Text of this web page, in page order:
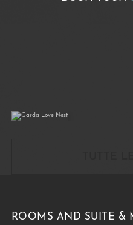
ROOMS AND SUITE &